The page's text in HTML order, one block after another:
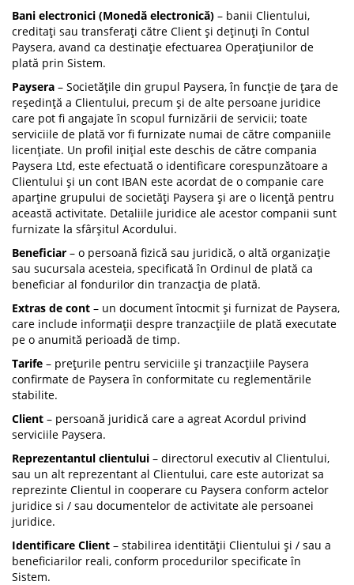
Bani electronici (Monedă electronică) – banii Clientului,
creditați sau transferați către Client și deținuți în Contul
Paysera, avand ca destinație efectuarea Operațiunilor de
plată prin Sistem.
Paysera – Societățile din grupul Paysera, în funcție de țara de
reședință a Clientului, precum și de alte persoane juridice
care pot fi angajate în scopul furnizării de servicii; toate
serviciile de plată vor fi furnizate numai de către companiile
licențiate. Un profil inițial este deschis de către compania
Paysera Ltd, este efectuată o identificare corespunzătoare a
Clientului și un cont IBAN este acordat de o companie care
aparține grupului de societăți Paysera și are o licență pentru
această activitate. Detaliile juridice ale acestor companii sunt
furnizate la sfârșitul Acordului.
Beneficiar – o persoană fizică sau juridică, o altă organizație
sau sucursala acesteia, specificată în Ordinul de plată ca
beneficiar al fondurilor din tranzacția de plată.
Extras de cont – un document întocmit și furnizat de Paysera,
care include informații despre tranzacțiile de plată executate
pe o anumită perioadă de timp.
Tarife – prețurile pentru serviciile și tranzacțiile Paysera
confirmate de Paysera în conformitate cu reglementările
stabilite.
Client – persoană juridică care a agreat Acordul privind
serviciile Paysera.
Reprezentantul clientului – directorul executiv al Clientului,
sau un alt reprezentant al Clientului, care este autorizat sa
reprezinte Clientul in cooperare cu Paysera conform actelor
juridice si / sau documentelor de activitate ale persoanei
juridice.
Identificare Client – stabilirea identității Clientului și / sau a
beneficiarilor reali, conform procedurilor specificate în
Sistem.